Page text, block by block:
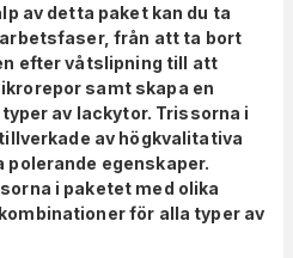
av detta paket kan du ta
från att ta bort
efter våtslipning till att
samt skapa en
av lackytor. Trissorna i
av högkvalitativa
egenskaper.
i paketet med olika
för alla typer av